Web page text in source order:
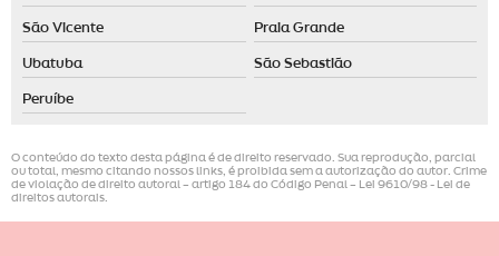
São Vicente Praia Grande
Ubatuba São Sebastião
Peruíbe
O conteúdo do texto desta página é de direito reservado. Sua reprodução, parcial
ou total, mesmo citando nossos links, é proibida sem a autorização do autor. Crime
de violação de direito autoral – artigo 184 do Código Penal –
Lei 9610/98 - Lei de
direitos autorais